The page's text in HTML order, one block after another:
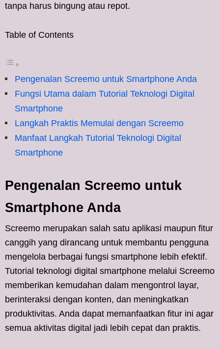
tanpa harus bingung atau repot.
Table of Contents
Pengenalan Screemo untuk Smartphone Anda
Fungsi Utama dalam Tutorial Teknologi Digital
Smartphone
Langkah Praktis Memulai dengan Screemo
Manfaat Langkah Tutorial Teknologi Digital
Smartphone
Pengenalan Screemo untuk
Smartphone Anda
Screemo merupakan salah satu aplikasi maupun fitur
canggih yang dirancang untuk membantu pengguna
mengelola berbagai fungsi smartphone lebih efektif.
Tutorial teknologi digital smartphone melalui Screemo
memberikan kemudahan dalam mengontrol layar,
berinteraksi dengan konten, dan meningkatkan
produktivitas. Anda dapat memanfaatkan fitur ini agar
semua aktivitas digital jadi lebih cepat dan praktis.